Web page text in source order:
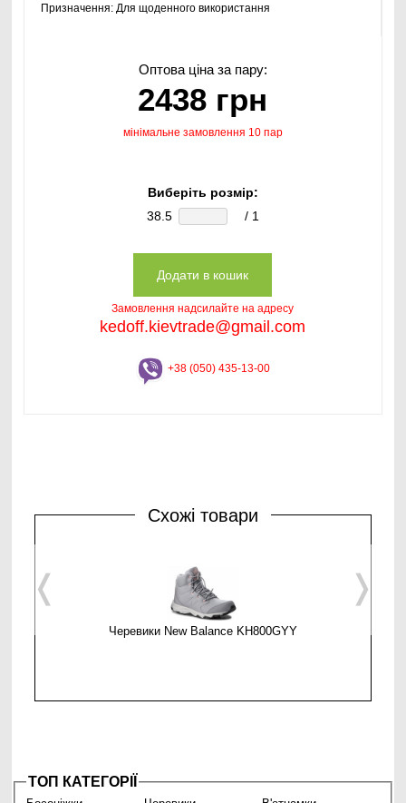
Призначення:Для щоденного використання
Оптова ціна за пару:
2438 грн
мінімальне замовлення 10 пар
Виберіть розмір:
38.5
/ 1
Замовлення надсилайте на адресу
kedoff.kievtrade@gmail.com
+38 (050) 435-13-00
Схожі товари
Черевики New Balance KH800GYY
❬ ❭
ТОП КАТЕГОРІЇ